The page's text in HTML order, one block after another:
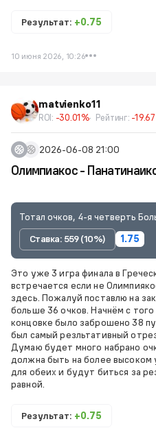
Результат: +0.75
10 июня 2026, 10:26
matvienko11
ROI: -30.01% Рейтинг: -19.67
2026-06-08 21:00
Олимпиакос -
Тотал очков, 4-я четверть
Ставка: 559 (10%)
1.75
Это уже 3 игра финала в
встречается если не
здесь. Пожалуй поставлю на
больше 36 очков. Начнём с
концовке было заброшено 38
был самый резльтативный
Думаю будет много набрано
должна быть на более высоком
для обеих и будут биться за
равной.
Результат: +0.75